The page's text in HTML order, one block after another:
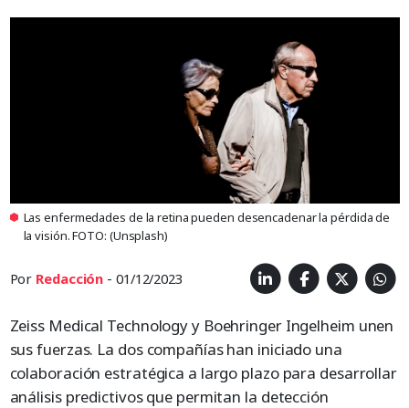
Las enfermedades de la retina pueden desencadenar la pérdida de
la visión. FOTO: (Unsplash)
Por Redacción - 01/12/2023
Zeiss Medical Technology y Boehringer Ingelheim unen
sus fuerzas. La dos compañías han iniciado una
colaboración estratégica a largo plazo para desarrollar
análisis predictivos que permitan la detección